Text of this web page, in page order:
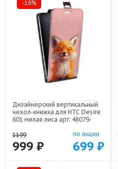
-16%
Дизайнерский вертикальный
чехол-книжка для HTC Desire
601 милая лиса арт: 48079-
1199
999 ₽
по акции
699 ₽